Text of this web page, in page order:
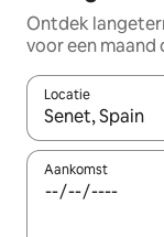
Ontdek
voor een maand
Locatie
Wanneer er
Aankomst